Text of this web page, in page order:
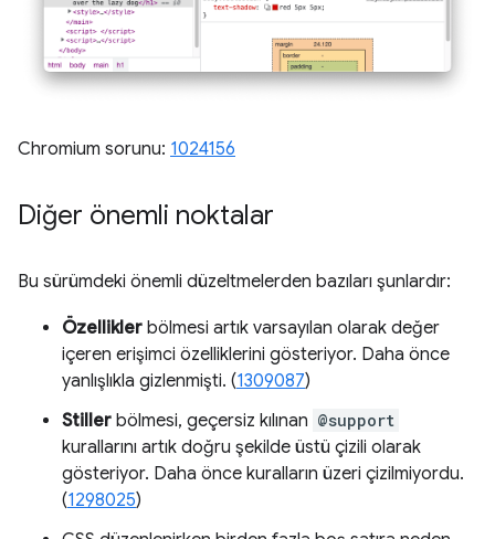
Chromium sorunu: 1024156
Diğer önemli noktalar
Bu sürümdeki önemli düzeltmelerden bazıları şunlardır:
Özellikler bölmesi artık varsayılan olarak değer
içeren erişimci özelliklerini gösteriyor. Daha önce
yanlışlıkla gizlenmişti. (1309087)
Stiller bölmesi, geçersiz kılınan @support
kurallarını artık doğru şekilde üstü çizili olarak
gösteriyor. Daha önce kuralların üzeri çizilmiyordu.
(1298025)